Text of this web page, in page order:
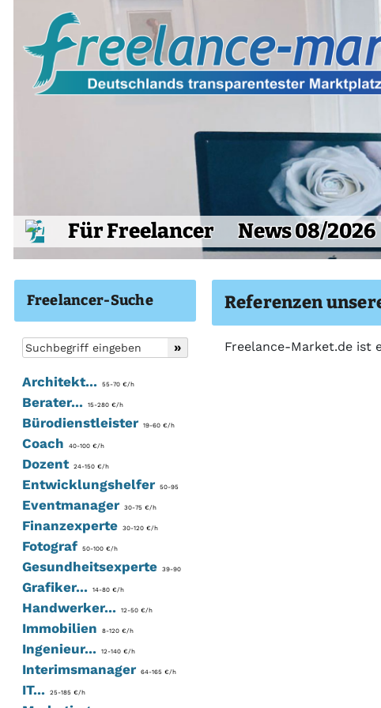
Für Freelancer News 08/2026
Freelancer-Suche
Architekt...55-70 €/h
Berater...15-280 €/h
Bürodienstleister 19-60 €/h
Coach 40-100 €/h
Dozent24-150 €/h
Entwicklungshelfer 50-95
Eventmanager 30-75 €/h
Finanzexperte30-120 €/h
Fotograf 50-100 €/h
Gesundheitsexperte39-90
Grafiker...14-80 €/h
Handwerker...12-50 €/h
Immobilien 8-120 €/h
Ingenieur...12-140 €/h
Interimsmanager 64-165 €/h
IT...25-185 €/h
Referenzen
Freelance-Market.de ist